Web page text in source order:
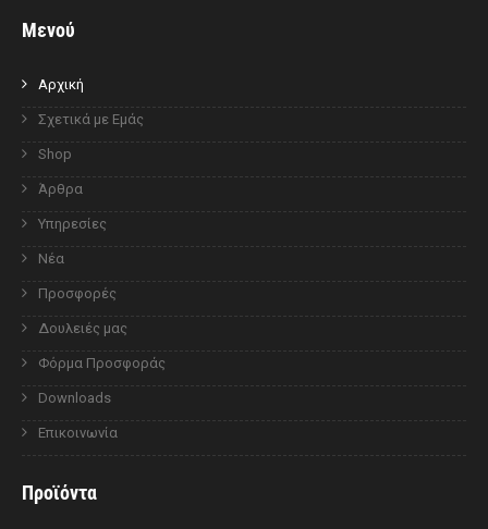
Μενού
Αρχική
Σχετικά με Εμάς
Shop
Άρθρα
Υπηρεσίες
Νέα
Προσφορές
Δουλειές μας
Φόρμα Προσφοράς
Downloads
Επικοινωνία
Προϊόντα